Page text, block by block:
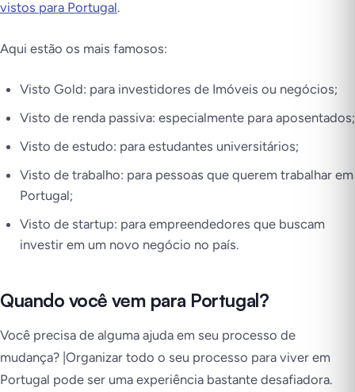
vistos para Portugal.
Aqui estão os mais famosos:
Visto Gold: para investidores de Imóveis ou negócios;
Visto de renda passiva: especialmente para aposentados;
Visto de estudo: para estudantes universitários;
Visto de trabalho: para pessoas que querem trabalhar em
Portugal;
Visto de startup: para empreendedores que buscam
investir em um novo negócio no país.
Quando você vem para Portugal?
Você precisa de alguma ajuda em seu processo de
mudança? |Organizar todo o seu processo para viver em
Portugal pode ser uma experiência bastante desafiadora.